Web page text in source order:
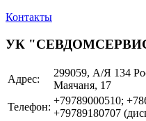
Контакты
УК
Адрес:
299059, А/Я 134
Маячаня, 17
Телефон:
+79789000510;
+79789180707